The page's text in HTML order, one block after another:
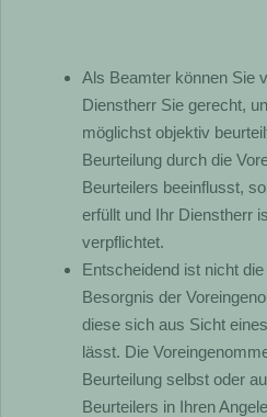
Als Beamter können Sie
Dienstherr Sie gerecht,
möglichst objektiv
Beurteilung durch die
Beurteilers beeinflusst,
erfüllt und Ihr Dienstherr
verpflichtet.
Entscheidend ist nicht
Besorgnis der
diese sich aus Sicht
lässt. Die
Beurteilung selbst oder
Beurteilers in Ihren